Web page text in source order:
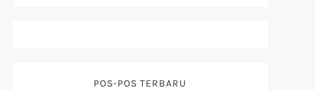
POS-POS TERBARU